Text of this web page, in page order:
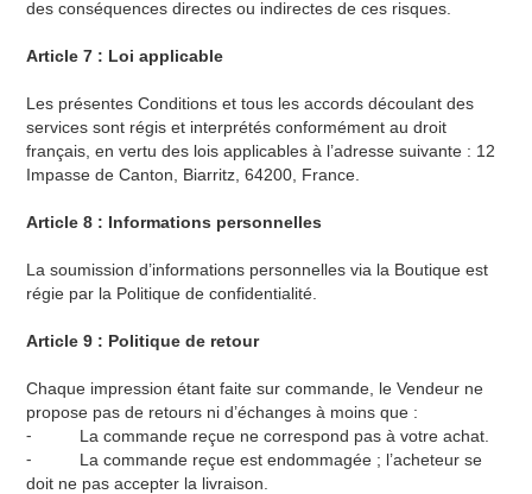
des conséquences directes ou indirectes de ces risques.
Article 7 : Loi applicable
Les présentes Conditions et tous les accords découlant des
services sont régis et interprétés conformément au droit
français, en vertu des lois applicables à l’adresse suivante : 12
Impasse de Canton, Biarritz, 64200, France.
Article 8 : Informations personnelles
La soumission d’informations personnelles via la Boutique est
régie par la Politique de confidentialité.
Article 9 : Politique de retour
Chaque impression étant faite sur commande, le Vendeur ne
propose pas de retours ni d’échanges à moins que :
⁃ La commande reçue ne correspond pas à votre achat.
⁃ La commande reçue est endommagée ; l’acheteur se
doit ne pas accepter la livraison.